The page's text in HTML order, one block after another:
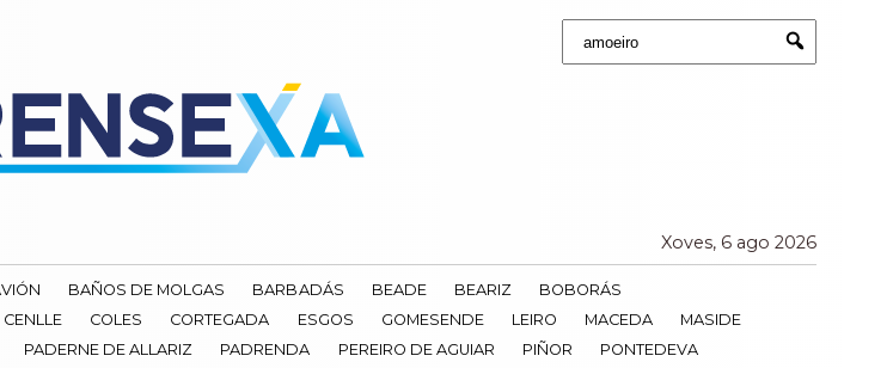
Submit
Xoves, 6 ago 2026
BAÑOS DE MOLGAS BARBADÁS BEADE BEARIZ
BOBORÁS
CENLLE COLES CORTEGADA ESGOS GOMESENDE LEIRO MACEDA
MASIDE
PADERNE DE ALLARIZ PADRENDA PEREIRO DE AGUIAR PIÑOR
PONTEDEVA